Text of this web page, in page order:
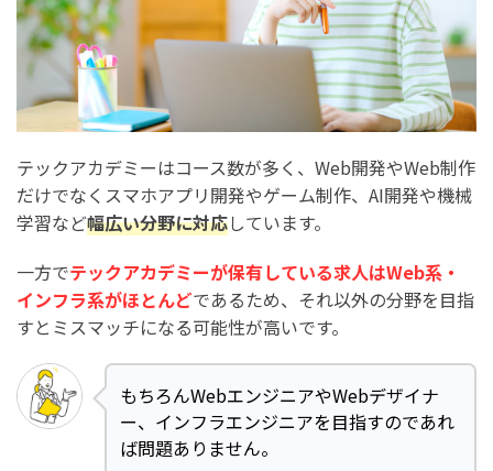
テックアカデミーはコース数が多く、Web開発やWeb制作
だけでなくスマホアプリ開発やゲーム制作、AI開発や機械
学習など幅広い分野に対応しています。
一方でテックアカデミーが保有している求人はWeb系・
インフラ系がほとんどであるため、それ以外の分野を目指
すとミスマッチになる可能性が高いです。
もちろんWebエンジニアやWebデザイナ
ー、インフラエンジニアを目指すのであれ
ば問題ありません。